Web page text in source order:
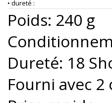
• dureté :
Poids: 240 g
Dureté: 18
Fourni avec 2